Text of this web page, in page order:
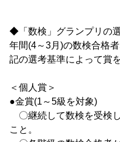
◆「数検」グランプリの
年間(4～3月)の数検合格
記の選考基準によって賞
＜個人賞＞
●金賞(1～5級を対象)
〇継続して数検を受検
こと。